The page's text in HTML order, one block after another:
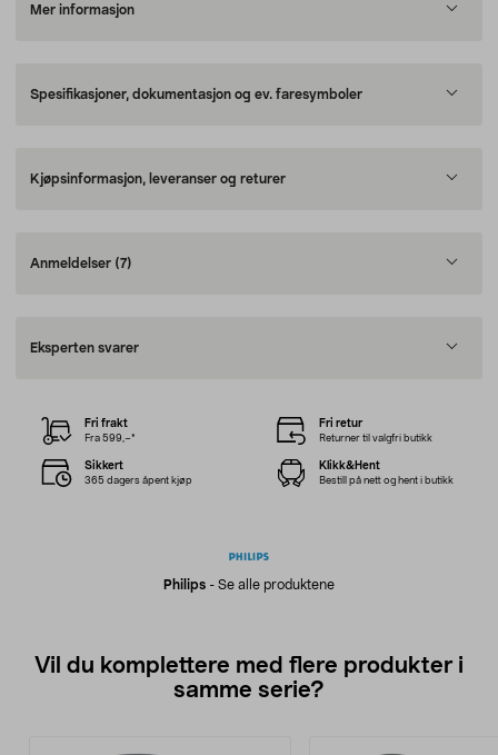
Mer informasjon
Spesifikasjoner, dokumentasjon og ev. faresymboler
Kjøpsinformasjon, leveranser og returer
Anmeldelser (7)
Eksperten svarer
Philips - Se alle produktene
Fri frakt
Fra 599,–*
Fri retur
Returner til valgfri butikk
Sikkert
365 dagers åpent kjøp
Klikk&Hent
Bestill på nett og hent i butikk
Vil du komplettere med flere produkter i
samme serie?